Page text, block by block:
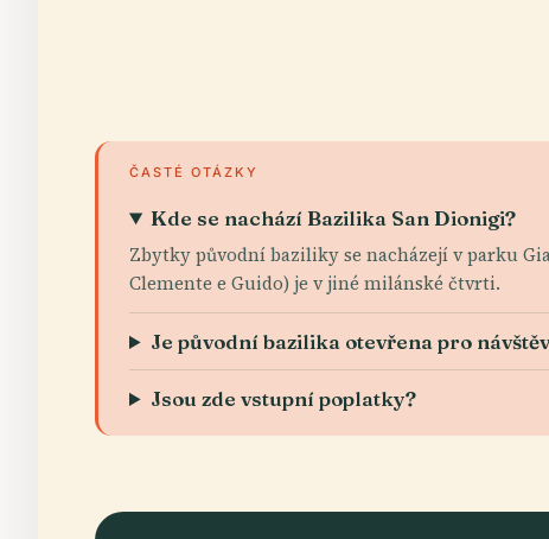
ČASTÉ OTÁZKY
Kde se nachází Bazilika San Dionigi?
Zbytky původní baziliky se nacházejí v parku
Clemente e Guido) je v jiné milánské čtvrti.
Je původní bazilika otevřena pro
Jsou zde vstupní poplatky?